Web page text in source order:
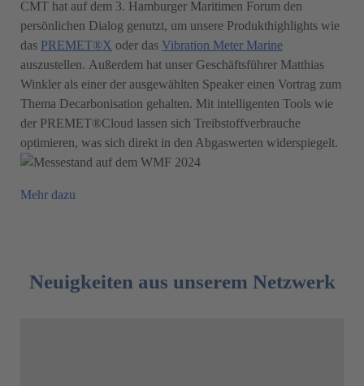
CMT hat auf dem 3. Hamburger Maritimen Forum den
persönlichen Dialog genutzt, um unsere Produkthighlights wie
das PREMET®X oder das Vibration Meter Marine
auszustellen. Außerdem hat unser Geschäftsführer Matthias
Winkler als einer der ausgewählten Speaker einen Vortrag zum
Thema Decarbonisation gehalten. Mit intelligenten Tools wie
der PREMET®Cloud lassen sich Treibstoffverbrauche
optimieren, was sich direkt in den Abgaswerten widerspiegelt.
Mehr dazu
Neuigkeiten aus unserem Netzwerk